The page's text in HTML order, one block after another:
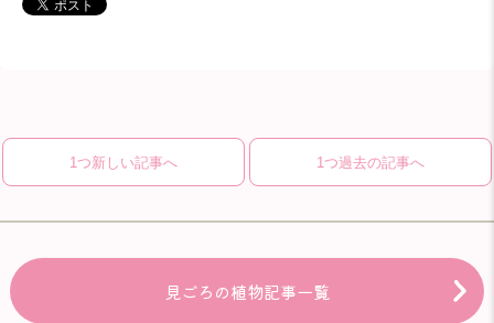
1つ新しい記事へ 1つ過去の記事へ
見ごろの植物記事一覧